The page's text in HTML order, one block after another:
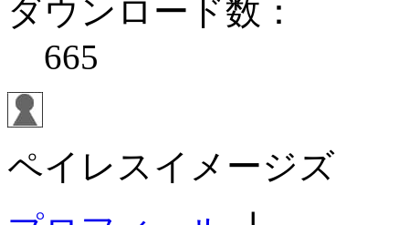
ダウンロード数：
665
ペイレスイメージズ